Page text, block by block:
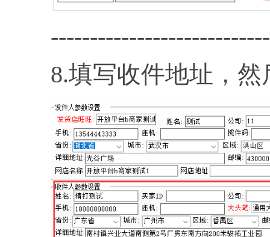
8.填写收件地址，然